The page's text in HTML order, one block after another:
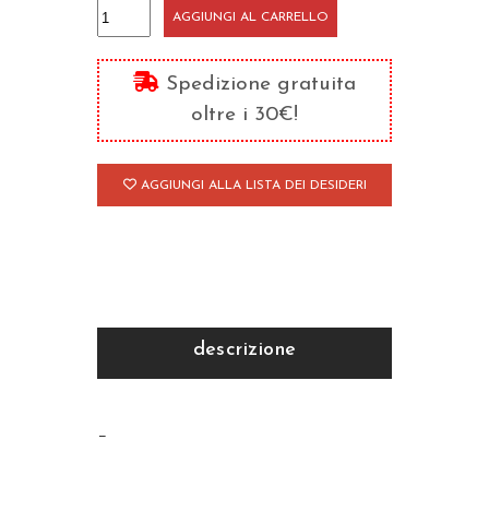
Quale
ricco
si
salverà?
quantità
AGGIUNGI AL CARRELLO
Spedizione gratuita
oltre i 30€!
AGGIUNGI ALLA LISTA DEI DESIDERI
descrizione
–